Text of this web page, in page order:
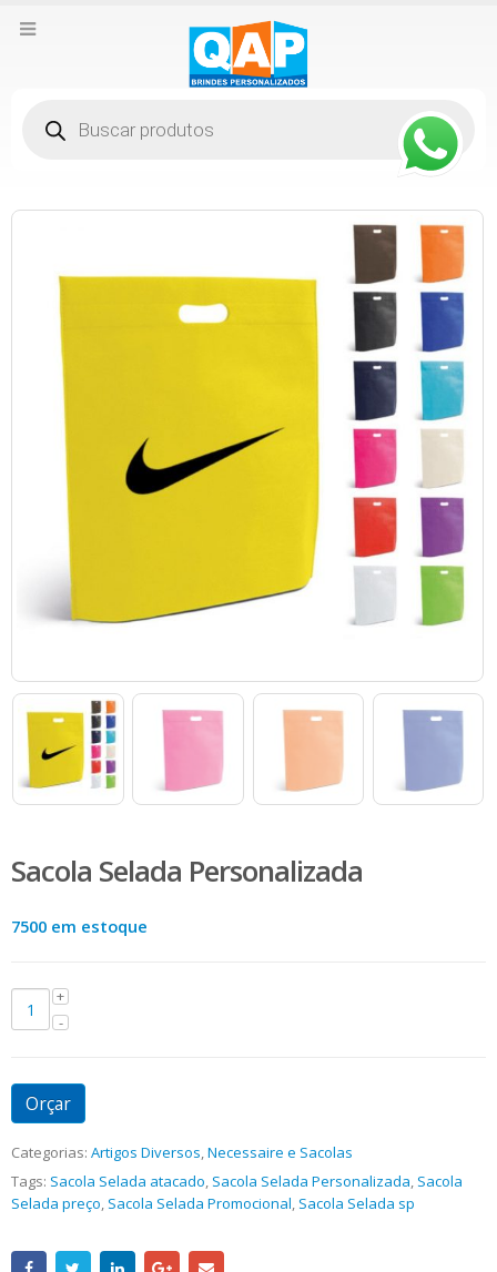
produtos
Sacola Selada Personalizada
7500 em estoque
Orçar
Categorias: Artigos Diversos Necessaire e Sacolas
Tags: Sacola Selada atacado, Sacola Selada Personalizada, Sacola
Selada preço, Sacola Selada Promocional, Sacola Selada sp